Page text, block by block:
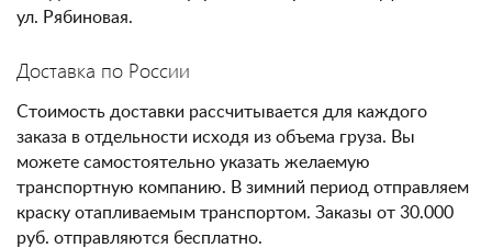
ул. Рябиновая.
Доставка по России
Стоимость доставки рассчитывается для каждого
заказа в отдельности исходя из объема груза. Вы
можете самостоятельно указать желаемую
транспортную компанию. В зимний период отправляем
краску отапливаемым транспортом. Заказы от 30.000
руб. отправляются бесплатно.